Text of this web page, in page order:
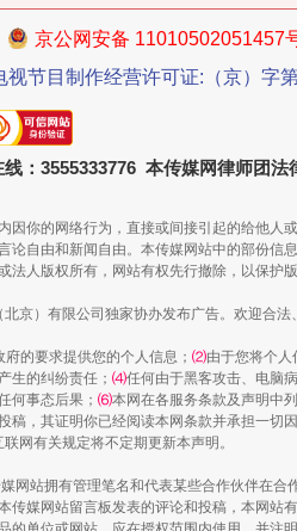
违纪违法案透视
京公网安备 11010502051457
视节目制作经营许可证:（京）字
：3555333776 本传媒网律师团法
你的网络行为，直接或间接引起的给他人
自由和新闻自由。本传媒网站中的部份信
人版权所有，网站有权先行撤除，以保护
京）有限公司独家协办发布广告。欢迎合
的要求提供您的个人信息； ⑵由于您将个人
生的纠纷责任； ⑷任何由于黑客攻击、电脑
何事态后果； ⑹本网在各服务条款及声明中
，其证明你已经阅读本网条款并承担一切
网有关规定将不定期更新本声明。
网站拥有管理笔名和代表某些合作伙伴在合
媒网站留言板发表的评论和投稿，本网站